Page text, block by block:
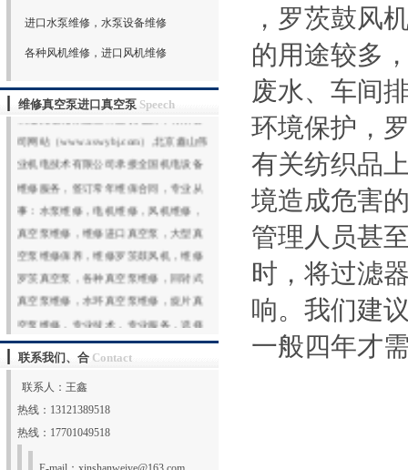
进口水泵维修，水泵设备维修
各种风机维修，进口风机维修
维修真空泵进口真空泵 Speech
欢迎光临北京鑫山伟业机电技术有限公
司网站（www.xswybj.com）,北京鑫山伟
业机电技术有限公司承接全国机电设备
真空泵维修，维修进口真空泵，大型真
空泵维修保养，维修罗茨鼓风机，维修
罗茨真空泵，各种真空泵维修，回转式
真空泵维修，水环真空泵维修，旋片真
鑫山伟业，选择放心！热
线:131213895 更多
联系我们、合 Contact
联系人：王鑫
热线：13121389518
热线：17701049518
，罗茨鼓风
的用途较多
废水、车间
环境保护，
有关纺织品
境造成危害
管理人员甚
时，将过滤
响。我们建
一般四年才